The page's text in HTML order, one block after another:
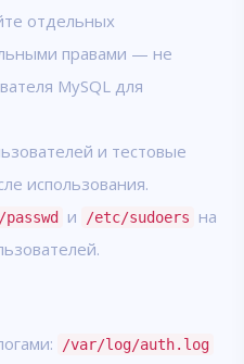
отдельных
правами — не
MySQL для
и тестовые
использования.
и /etc/sudoers
на
/var/log/auth.log